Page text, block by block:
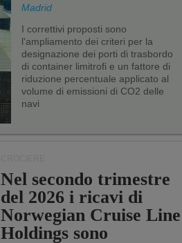
Madrid
I correttivi proposti sono
l'ampliamento dei criteri per la
designazione dei porti di trasbordo
di container limitrofi e un fattore di
riduzione percentuale applicato al
volume di emissioni di CO2 delle
navi
Nel secondo trimestre
del 2026 i ricavi di
Norwegian Cruise Line
Holdings sono